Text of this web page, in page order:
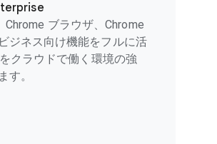
Chrome ブラウザ、Chrome
ジネス向け機能をフルに活
クラウドで働く環境の強
す。